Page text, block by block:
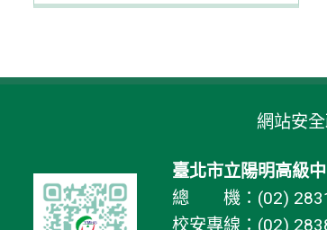
網站安
臺北市立陽明高級
總 機：(02)
校安專線：(02)